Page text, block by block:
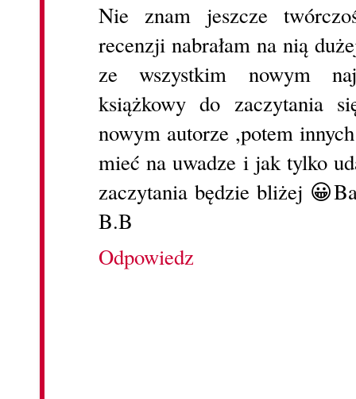
Nie znam jeszcze
recenzji nabrałam na nią
ze wszystkim nowym
książkowy do zaczytania
nowym autorze ,potem
mieć na uwadze i jak tylko
zaczytania będzie bliżej
B.B
Odpowiedz